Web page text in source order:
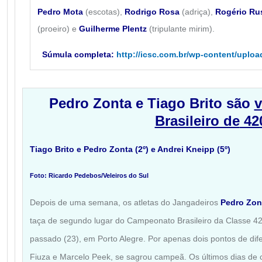
Pedro Mota(escotas), Rodrigo Rosa(adriça), Rogério
(proeiro) e Guilherme Plentz(tripulante mirim).
Súmula completa: http://icsc.com.br/wp-content/
Pedro Zonta e Tiago Brito são
Brasileiro de
Tiago Brito e Pedro Zonta (2º) e Andrei Kneipp (5º)
Foto: Ricardo Pedebos/Veleiros do Sul
Depois de uma semana, os atletas do Jangadeiros Pedro
taça de segundo lugar do Campeonato Brasileiro da Classe
passado (23), em Porto Alegre. Por apenas dois pontos de
Fiuza e Marcelo Peek, se sagrou campeã. Os últimos dias de